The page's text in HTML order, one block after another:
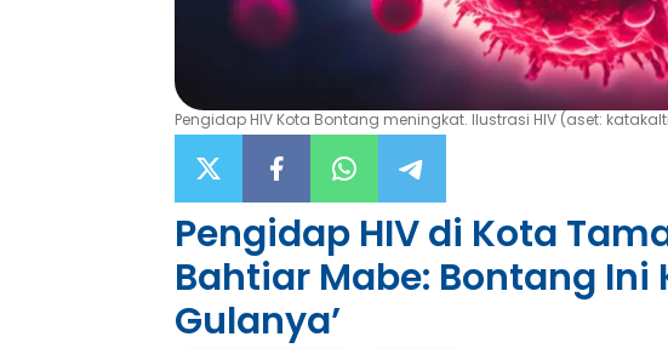
Pengidap HIV Kota Bontang meningkat. Ilustrasi HIV (aset:
Pengidap HIV di Kota
Bahtiar Mabe: Bontang Ini
Gulanya’